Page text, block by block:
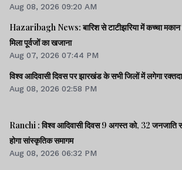
Aug 08, 2026 09:20 AM
Hazaribagh News: बारिश से टाटीझरिया में कच्चा मकान
मिला पूर्वजों का खजाना
Aug 07, 2026 07:44 PM
विश्व आदिवासी दिवस पर झारखंड के सभी जिलों में लगेगा
Aug 08, 2026 02:58 PM
Ranchi : विश्व आदिवासी दिवस 9 अगस्त को, 32 जनजाति
होगा सांस्कृतिक समागम
Aug 08, 2026 06:32 PM